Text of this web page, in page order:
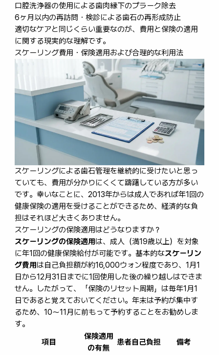
口腔洗浄器の使用による歯肉縁下のプラーク除去
6ヶ月以内の再訪問・検診による歯石の再形成防止
適切なケアと同じくらい重要なのが、費用と保険の適用
に関する現実的な理解です。
スケーリング費用・保険適用および合理的な利用法
スケーリングによる歯石管理を継続的に受けたいと思っ
ていても、費用が分かりにくくて躊躇している方が多い
です。幸いなことに、2013年からは成人であれば年1回の
健康保険の適用を受けることができるため、経済的な負
担はそれほど大きくありません。
スケーリングの保険適用はどうなりますか？
スケーリングの保険適用は、成人（満19歳以上）を対象
に年1回の健康保険給付が可能です。基本的なスケーリン
グ費用は自己負担額が約16,000ウォン程度であり、1月1
日から12月31日までに1回使用した後の繰り越しはできま
せん。したがって、「保険のリセット周期」は毎年1月1
日であると覚えておいてください。年末は予約が集中す
るため、10〜11月に前もって予約することをお勧めしま
す。
項目
保険適用
の有無
患者自己負担
備考